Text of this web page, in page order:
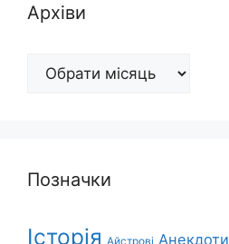
Архіви
Архіви
Позначки
Історія Айстрові Анекдоти